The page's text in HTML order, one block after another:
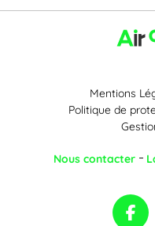
Mentions
Politique de
Nous contacter